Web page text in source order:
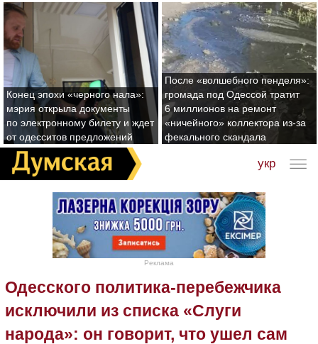
Конец эпохи «черного нала»:
мэрия открыла документы
по электронному билету и ждет
от одесситов предложений
После «волшебного пенделя»:
громада под Одессой тратит
6 миллионов на ремонт
«ничейного» коллектора из-за
фекального скандала
укр
Реклама
Одесского политика-перебежчика
исключили из списка «Слуги
народа»: он говорит, что ушел сам